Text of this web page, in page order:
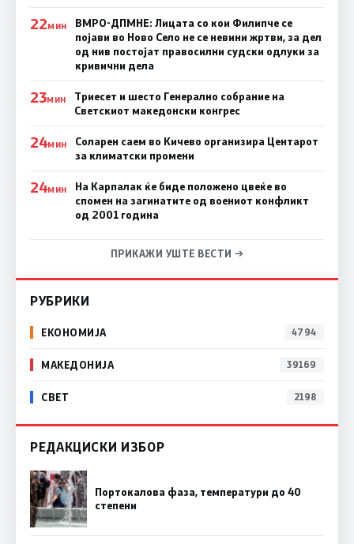
22МИН
ВМРО-ДПМНЕ: Лицата со кои Филипче се
појави во Ново Село не се невини жртви, за дел
од нив постојат правосилни судски одлуки за
кривични дела
23МИН
Триесет и шесто Генерално собрание на
Светскиот македонски конгрес
24МИН
Соларен саем во Кичево организира Центарот
за климатски промени
24МИН
На Карпалак ќе биде положено цвеќе во
спомен на загинатите од воениот конфликт
од 2001 година
ПРИКАЖИ УШТЕ ВЕСТИ →
РУБРИКИ
ЕКОНОМИЈА 4794
МАКЕДОНИЈА 39169
СВЕТ 2198
РЕДАКЦИСКИ ИЗБОР
Портокалова фаза, температури до 40
степени